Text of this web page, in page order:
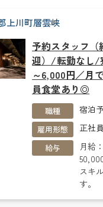
上川町層雲峡
予約スタッフ（
迎）/転勤なし/
～6,000円／月
員食堂あり◎
職種 宿泊
雇用形態 正社員
給与
月給
スキ
す。